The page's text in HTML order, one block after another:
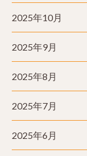
2025年10月
2025年9月
2025年8月
2025年7月
2025年6月